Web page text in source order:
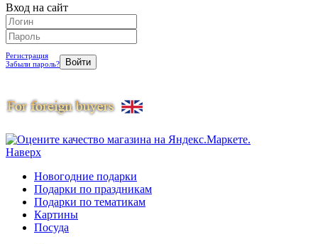
Вход на сайт
Регистрация
Забыли пароль?
Наверх
Новогодние подарки
Подарки по праздникам
Подарки по тематикам
Картины
Посуда